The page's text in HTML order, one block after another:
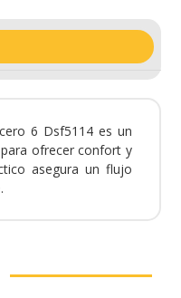
6 Dsf5114 es un
ofrecer confort y
asegura un flujo